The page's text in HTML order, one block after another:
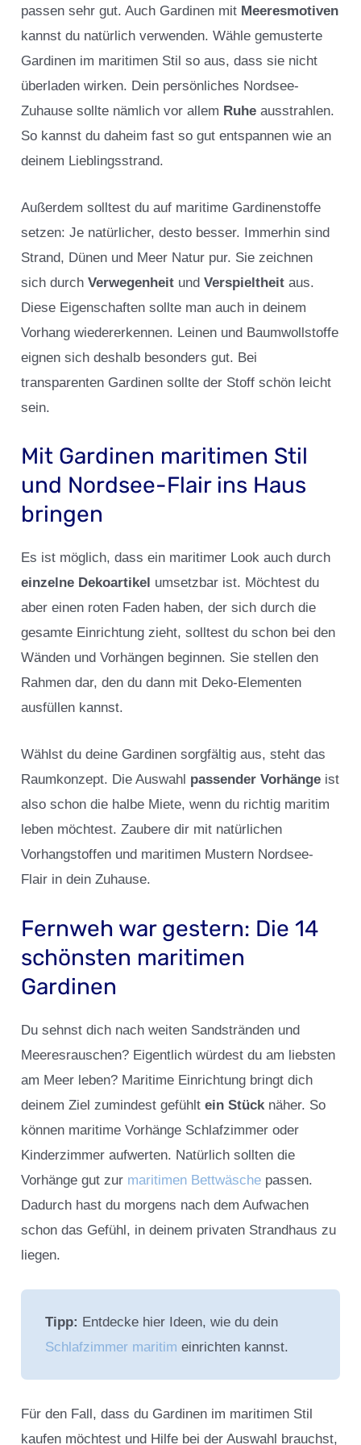
passen sehr gut. Auch Gardinen mit Meeresmotiven
kannst du natürlich verwenden. Wähle gemusterte
Gardinen im maritimen Stil so aus, dass sie nicht
überladen wirken. Dein persönliches Nordsee-
Zuhause sollte nämlich vor allem Ruheausstrahlen.
So kannst du daheim fast so gut entspannen wie an
deinem Lieblingsstrand.
Außerdem solltest du auf maritime Gardinenstoffe
setzen: Je natürlicher, desto besser. Immerhin sind
Strand, Dünen und Meer Natur pur. Sie zeichnen
sich durchVerwegenheit undVerspieltheitaus.
Diese Eigenschaften sollte man auch in deinem
Vorhang wiedererkennen. Leinen und Baumwollstoffe
eignen sich deshalb besonders gut. Bei
transparenten Gardinen sollte der Stoff schön leicht
sein.
Mit Gardinen maritimen Stil
und Nordsee-Flair ins Haus
bringen
Es ist möglich, dass ein maritimer Look auch durch
einzelne Dekoartikel umsetzbar ist. Möchtest du
aber einen roten Faden haben, der sich durch die
gesamte Einrichtung zieht, solltest du schon bei den
Wänden und Vorhängen beginnen. Sie stellen den
Rahmen dar, den du dann mit Deko-Elementen
ausfüllen kannst.
Wählst du deine Gardinen sorgfältig aus, steht das
Raumkonzept. Die Auswahl passender Vorhänge ist
also schon die halbe Miete, wenn du richtig maritim
leben möchtest. Zaubere dir mit natürlichen
Vorhangstoffen und maritimen Mustern Nordsee-
Flair in dein Zuhause.
Fernweh war gestern: Die 14
schönsten maritimen
Gardinen
Du sehnst dich nach weiten Sandstränden und
Meeresrauschen? Eigentlich würdest du am liebsten
am Meer leben? Maritime Einrichtung bringt dich
deinem Ziel zumindest gefühlt ein Stück näher. So
können maritime Vorhänge Schlafzimmer oder
Kinderzimmer aufwerten. Natürlich sollten die
Vorhänge gut zur maritimen Bettwäsche passen.
Dadurch hast du morgens nach dem Aufwachen
schon das Gefühl, in deinem privaten Strandhaus zu
liegen.
Tipp: Entdecke hier Ideen, wie du dein
Schlafzimmer maritim einrichten kannst.
Für den Fall, dass du Gardinen im maritimen Stil
kaufen möchtest und Hilfe bei der Auswahl brauchst,